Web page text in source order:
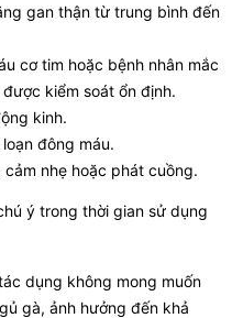
gan thận từ trung bình đến
cơ tim hoặc bệnh nhân mắc
kiểm soát ổn định.
kinh.
đông máu.
nhẹ hoặc phát cuồng.
ý trong thời gian sử dụng
dụng không mong muốn
gà, ảnh hưởng đến khả